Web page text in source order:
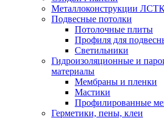
Металлоконструкции
Подвесные потолки
Потолочные плиты
Профиля для
Светильники
Гидроизоляционные и
материалы
Мембраны и пленки
Мастики
Профилированные
Герметики, пены, клеи